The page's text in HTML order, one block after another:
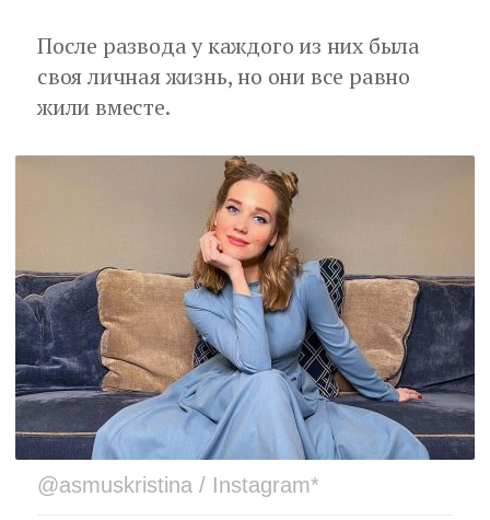
После развода у каждого из них была
своя личная жизнь, но они все равно
жили вместе.
@asmuskristina / Instagram*